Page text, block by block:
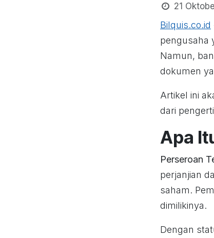
21
Bilquis.co.id
pengusaha
Namun,
dokumen
Artikel ini
dari
Apa
Perseroan
perjanjian
saham.
dimilikinya.
Dengan